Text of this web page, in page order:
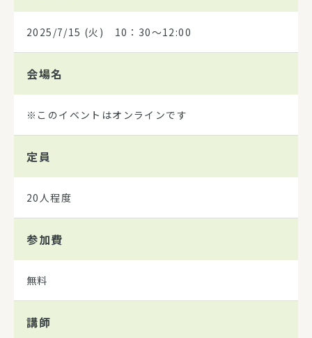
2025/7/15 (火) 10：30～12:00
会場名
※このイベントはオンラインです
定員
20人程度
参加費
無料
講師